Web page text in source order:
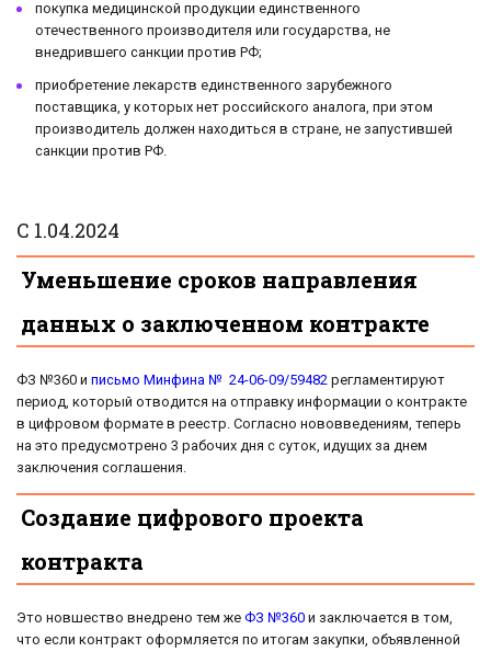
покупка медицинской продукции единственного
отечественного производителя или государства, не
внедрившего санкции против РФ;
приобретение лекарств единственного зарубежного
поставщика, у которых нет российского аналога, при этом
производитель должен находиться в стране, не запустившей
санкции против РФ.
С 1.04.2024
Уменьшение сроков направления
данных о заключенном контракте
ФЗ №360 и письмо Минфина № 24-06-09/59482 регламентируют
период, который отводится на отправку информации о контракте
в цифровом формате в реестр. Согласно нововведениям, теперь
на это предусмотрено 3 рабочих дня с суток, идущих за днем
заключения соглашения.
Создание цифрового проекта
контракта
Это новшество внедрено тем же ФЗ №360 и заключается в том,
что если контракт оформляется по итогам закупки, объявленной